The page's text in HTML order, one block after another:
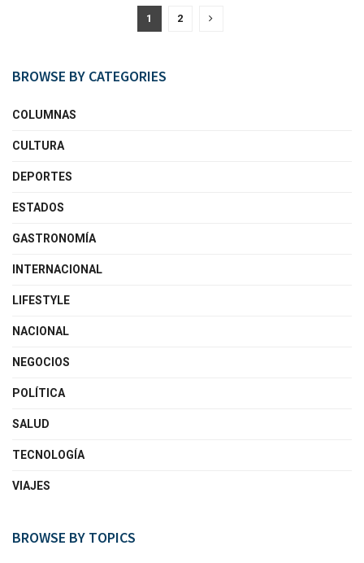
1 2
BROWSE BY CATEGORIES
COLUMNAS
CULTURA
DEPORTES
ESTADOS
GASTRONOMÍA
INTERNACIONAL
LIFESTYLE
NACIONAL
NEGOCIOS
POLÍTICA
SALUD
TECNOLOGÍA
VIAJES
BROWSE BY TOPICS